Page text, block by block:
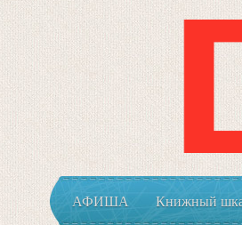
АФИША Книжный